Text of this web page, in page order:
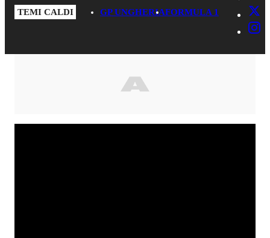
TEMI CALDI GP UNGHERIAFORMULA 1